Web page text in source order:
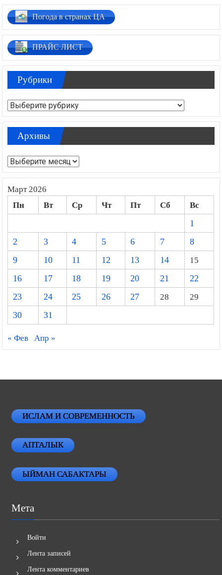
Погода в странах ЦА
ПРАЙС ЛИСТ
Рубрики
Рубрики
Архивы
Архивы
Март 2026
Пн Вт Ср Чт Пт Сб
Вс
1
2
3 4 5 6 7
8
9
10 11 12 13 14
15
16
17 18 19 20 21
22
23
24 25 26 27 28
29
30
31
« Фев Апр »
ИСЛАМ И СОВРЕМЕННОСТЬ
АПТАЛЫК
ЫЙМАН САБАКТАРЫ
Мета
Войти
Лента записей
Лента комментариев